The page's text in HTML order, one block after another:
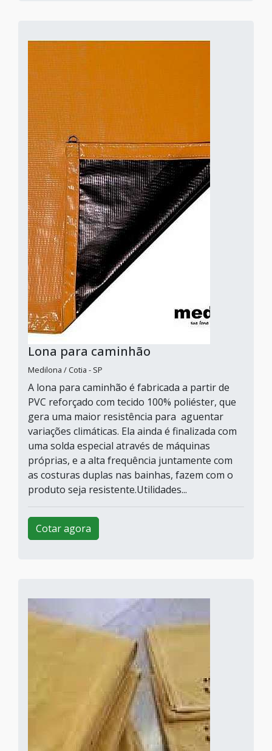
Lona para caminhão
Medilona / Cotia - SP
A lona para caminhão é fabricada a partir de
PVC reforçado com tecido 100% poliéster, que
gera uma maior resistência para aguentar
variações climáticas. Ela ainda é finalizada com
uma solda especial através de máquinas
próprias, e a alta frequência juntamente com
as costuras duplas nas bainhas, fazem com o
produto seja resistente.Utilidades...
Cotar agora